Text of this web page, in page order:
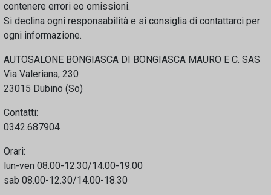
contenere errori eo omissioni.
Si declina ogni responsabilità e si consiglia di contattarci per
ogni informazione.
AUTOSALONE BONGIASCA DI BONGIASCA MAURO E C. SAS
Via Valeriana, 230
23015 Dubino (So)
Contatti:
0342.687904
Orari:
lun-ven 08.00-12.30/14.00-19.00
sab 08.00-12.30/14.00-18.30